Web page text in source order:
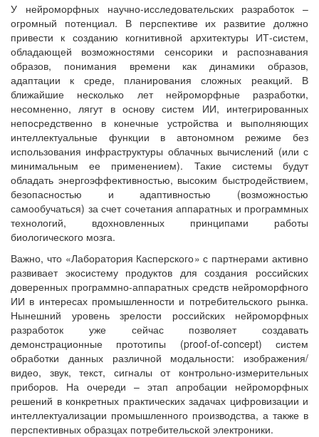
У нейроморфных научно-исследовательских разработок –
огромный потенциал. В перспективе их развитие должно
привести к созданию когнитивной архитектуры ИТ-систем,
обладающей возможностями сенсорики и распознавания
образов, понимания времени как динамики образов,
адаптации к среде, планирования сложных реакций. В
ближайшие несколько лет нейроморфные разработки,
несомненно, лягут в основу систем ИИ, интегрированных
непосредственно в конечные устройства и выполняющих
интеллектуальные функции в автономном режиме без
использования инфраструктуры облачных вычислений (или с
минимальным ее применением). Такие системы будут
обладать энергоэффективностью, высоким быстродействием,
безопасностью и адаптивностью (возможностью
самообучаться) за счет сочетания аппаратных и программных
технологий, вдохновленных принципами работы
биологического мозга.
Важно, что «Лаборатория Касперского» с партнерами активно
развивает экосистему продуктов для создания российских
доверенных программно-аппаратных средств нейроморфного
ИИ в интересах промышленности и потребительского рынка.
Нынешний уровень зрелости российских нейроморфных
разработок уже сейчас позволяет создавать
демонстрационные прототипы (proof-of-concept) систем
обработки данных различной модальности: изображения/
видео, звук, текст, сигналы от контрольно-измерительных
приборов. На очереди – этап апробации нейроморфных
решений в конкретных практических задачах цифровизации и
интеллектуализации промышленного производства, а также в
перспективных образцах потребительской электроники.